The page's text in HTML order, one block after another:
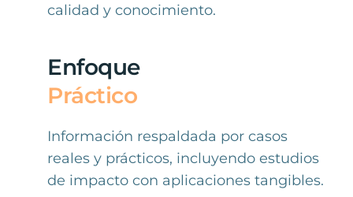
calidad y conocimiento.
Enfoque
Práctico
Información respaldada por casos
reales y prácticos, incluyendo estudios
de impacto con aplicaciones tangibles.